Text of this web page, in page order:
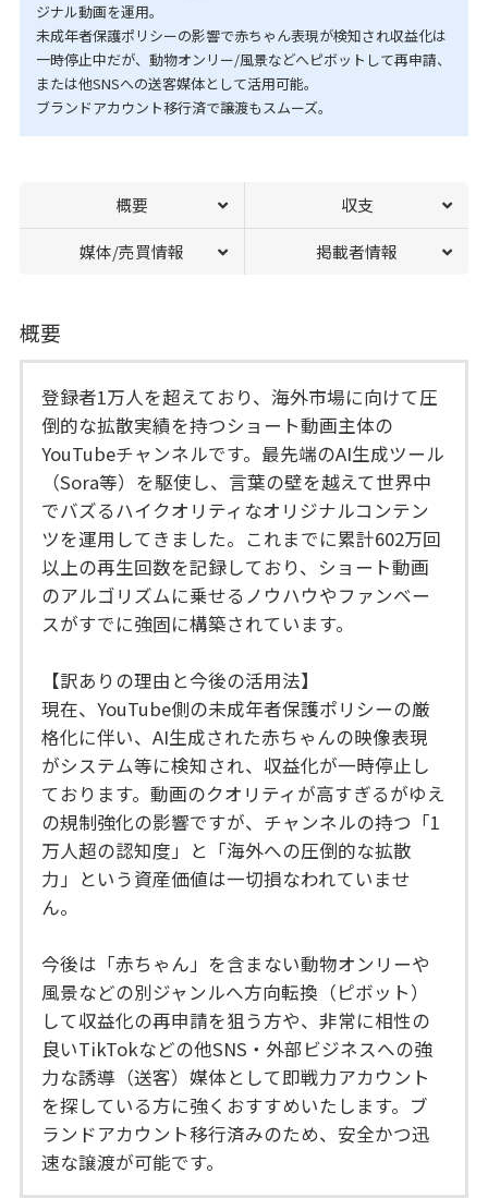
ジナル動画を運用。
未成年者保護ポリシーの影響で赤ちゃん表現が検知され収益化は
一時停止中だが、動物オンリー/風景などへピボットして再申請、
または他SNSへの送客媒体として活用可能。
ブランドアカウント移行済で譲渡もスムーズ。
概要 収支
媒体/売買情報 掲載者情報
概要
登録者1万人を超えており、海外市場に向けて圧
倒的な拡散実績を持つショート動画主体の
YouTubeチャンネルです。最先端のAI生成ツール
（Sora等）を駆使し、言葉の壁を越えて世界中
でバズるハイクオリティなオリジナルコンテン
ツを運用してきました。これまでに累計602万回
以上の再生回数を記録しており、ショート動画
のアルゴリズムに乗せるノウハウやファンベー
スがすでに強固に構築されています。
【訳ありの理由と今後の活用法】
現在、YouTube側の未成年者保護ポリシーの厳
格化に伴い、AI生成された赤ちゃんの映像表現
がシステム等に検知され、収益化が一時停止し
ております。動画のクオリティが高すぎるがゆえ
の規制強化の影響ですが、チャンネルの持つ「1
万人超の認知度」と「海外への圧倒的な拡散
力」という資産価値は一切損なわれていませ
ん。
今後は「赤ちゃん」を含まない動物オンリーや
風景などの別ジャンルへ方向転換（ピボット）
して収益化の再申請を狙う方や、非常に相性の
良いTikTokなどの他SNS・外部ビジネスへの強
力な誘導（送客）媒体として即戦力アカウント
を探している方に強くおすすめいたします。ブ
ランドアカウント移行済みのため、安全かつ迅
速な譲渡が可能です。